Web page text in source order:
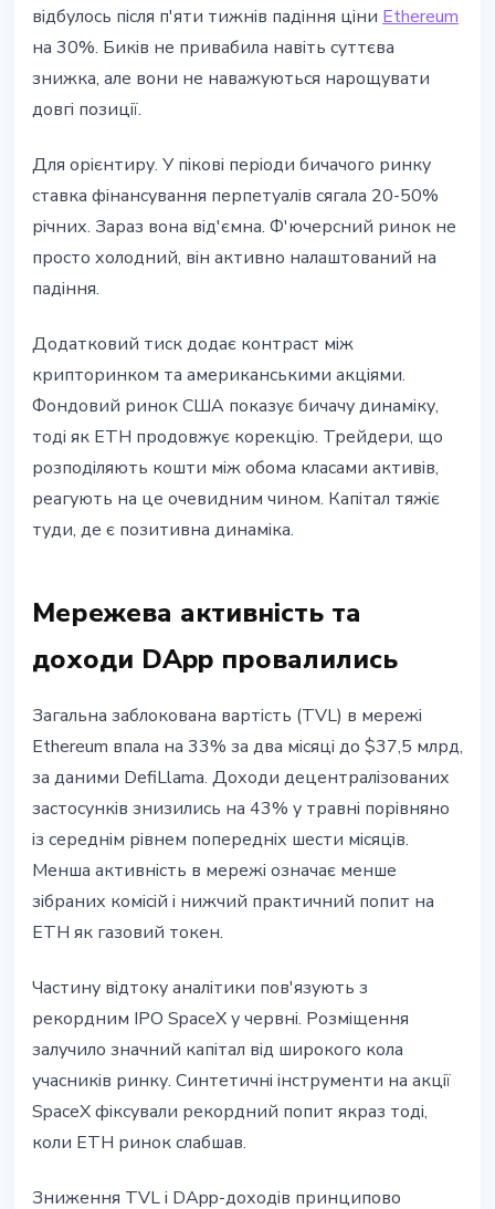
відбулось після п'яти тижнів падіння ціни Ethereum
на 30%. Биків не привабила навіть суттєва
знижка, але вони не наважуються нарощувати
довгі позиції.
Для орієнтиру. У пікові періоди бичачого ринку
ставка фінансування перпетуалів сягала 20-50%
річних. Зараз вона від'ємна. Ф'ючерсний ринок не
просто холодний, він активно налаштований на
падіння.
Додатковий тиск додає контраст між
крипторинком та американськими акціями.
Фондовий ринок США показує бичачу динаміку,
тоді як ETH продовжує корекцію. Трейдери, що
розподіляють кошти між обома класами активів,
реагують на це очевидним чином. Капітал тяжіє
туди, де є позитивна динаміка.
Мережева активність та
доходи DApp провалились
Загальна заблокована вартість (TVL) в мережі
Ethereum впала на 33% за два місяці до $37,5 млрд,
за даними DefiLlama. Доходи децентралізованих
застосунків знизились на 43% у травні порівняно
із середнім рівнем попередніх шести місяців.
Менша активність в мережі означає менше
зібраних комісій і нижчий практичний попит на
ETH як газовий токен.
Частину відтоку аналітики пов'язують з
рекордним IPO SpaceX у червні. Розміщення
залучило значний капітал від широкого кола
учасників ринку. Синтетичні інструменти на акції
SpaceX фіксували рекордний попит якраз тоді,
коли ETH ринок слабшав.
Зниження TVL і DApp-доходів принципово